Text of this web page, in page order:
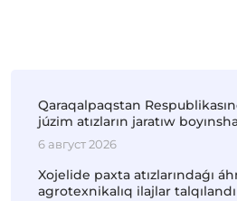
Qaraqalpaqstan
júzim atızların jaratıw
6 август 2026
Xojelide paxta atızlarındaǵı
agrotexnikalıq ilajlar talqılandı